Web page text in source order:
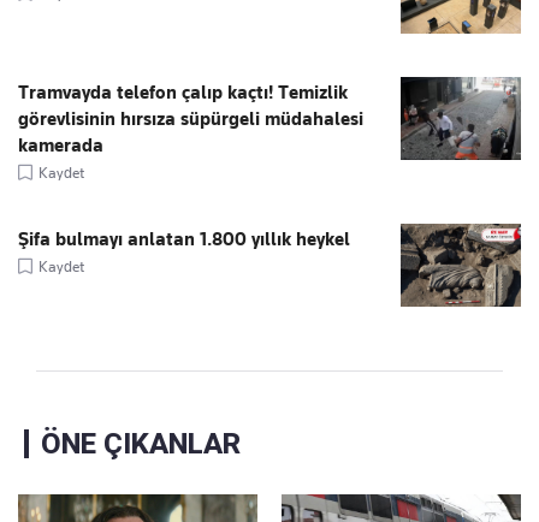
Tramvayda telefon çalıp kaçtı! Temizlik
görevlisinin hırsıza süpürgeli müdahalesi
kamerada
Kaydet
Şifa bulmayı anlatan 1.800 yıllık heykel
Kaydet
ÖNE ÇIKANLAR